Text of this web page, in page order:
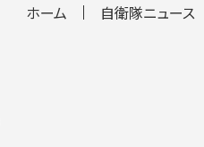
ホーム 自衛隊ニュース